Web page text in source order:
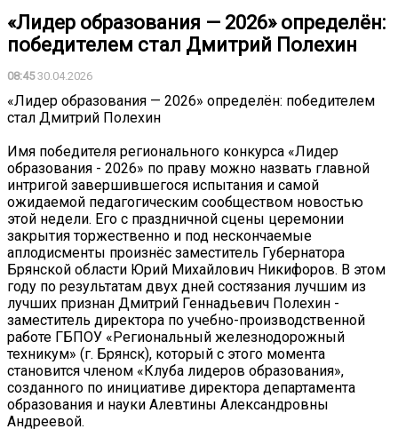
«Лидер образования — 2026» определён:
победителем стал Дмитрий Полехин
08:4530.04.2026
«Лидер образования — 2026» определён: победителем
стал Дмитрий Полехин
Имя победителя регионального конкурса «Лидер
образования - 2026» по праву можно назвать главной
интригой завершившегося испытания и самой
ожидаемой педагогическим сообществом новостью
этой недели. Его с праздничной сцены церемонии
закрытия торжественно и под нескончаемые
аплодисменты произнёс заместитель Губернатора
Брянской области Юрий Михайлович Никифоров. В этом
году по результатам двух дней состязания лучшим из
лучших признан Дмитрий Геннадьевич Полехин -
заместитель директора по учебно-производственной
работе ГБПОУ «Региональный железнодорожный
техникум» (г. Брянск), который с этого момента
становится членом «Клуба лидеров образования»,
созданного по инициативе директора департамента
образования и науки Алевтины Александровны
Андреевой.